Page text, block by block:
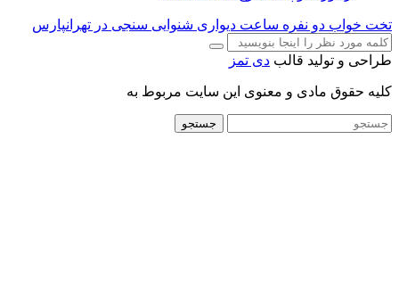
تخت خواب دو نفره ساعت دیواری شنوایی سنجی در تهرانپارس
طراحی و تولید قالب دی تمز
کلیه حقوق مادی و معنوی این سایت مربوط به
جستجو